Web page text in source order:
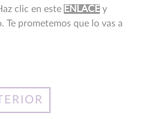
clic en este ENLACE y
Te prometemos que lo vas a